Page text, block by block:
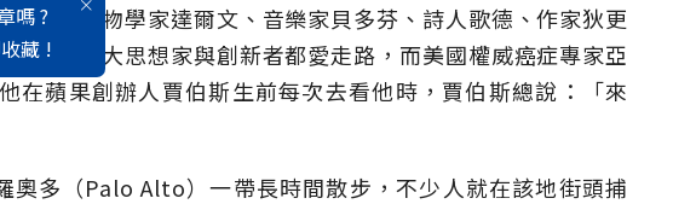
嗎 ?
藏 !
走。生物學家達爾文、音樂家貝多芬、詩人歌德、作家狄更
許多偉大思想家與創新者都愛走路，而美國權威癌症專家亞
在蘋果創辦人賈伯斯生前每次去看他時，賈伯斯總說：「來
奧多（Palo Alto）一帶長時間散步，不少人就在該地街頭捕